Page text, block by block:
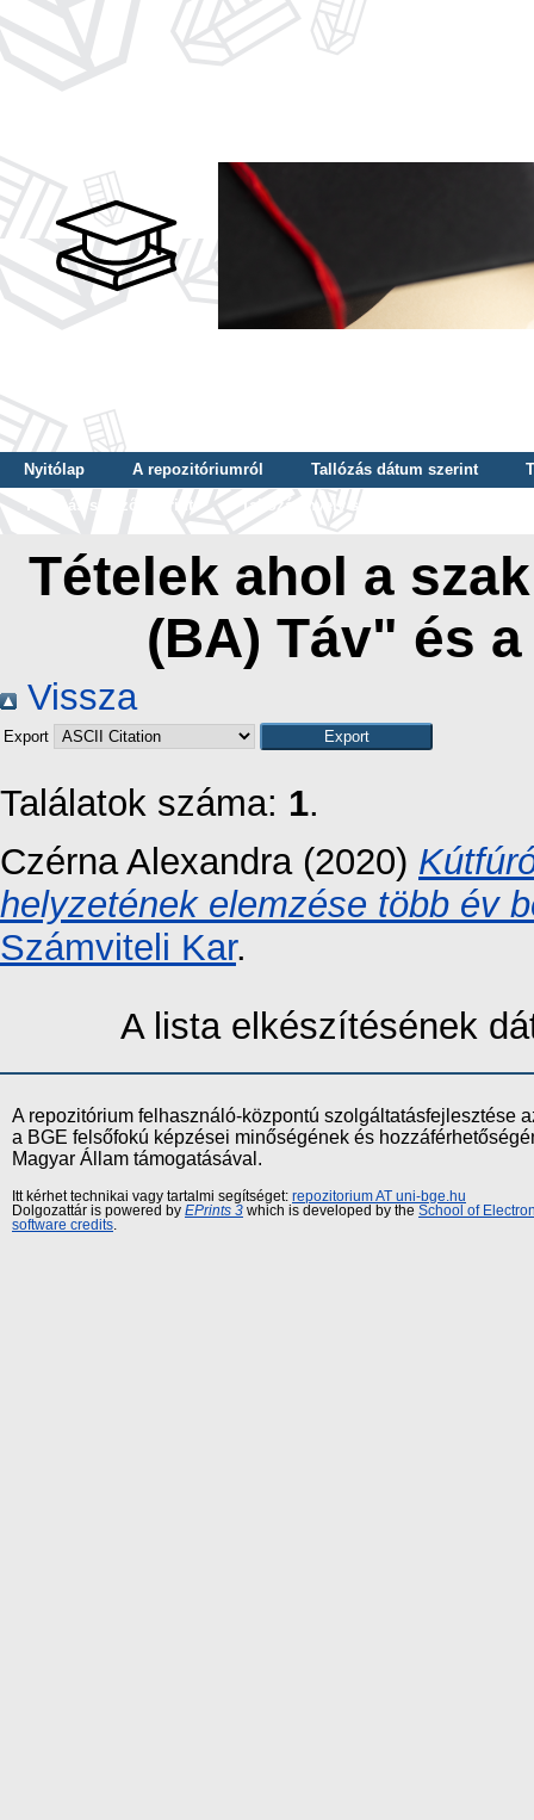
Nyitólap A repozitóriumról Tallózás dátum szerint
Tallózás szerző szerint
Tallózás nyelv szerint
Tételek ahol a
(BA) Táv" és
Vissza
Export
Találatok száma: 1.
Czérna Alexandra (2020)
helyzetének elemzése több év
Számviteli Kar.
A lista elkészítésének
A repozitórium felhasználó-központú szolgáltatásfejlesztése
a BGE felsőfokú képzései minőségének és
Magyar Állam támogatásával.
Itt kérhet technikai vagy tartalmi segítséget: repozitorium AT uni-bge.hu
Dolgozattár is powered by EPrints 3 which is developed by the School of
software credits